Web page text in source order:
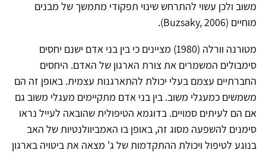
משוב ולכן עשוי להתרחש שינוי תפקודי מתמשך של מבנים
מוחיים (Buzsaky, 2006).
מטורנה וורלה (1980) מציינים כי בין בני אדם ישנם יחסים
סימבולים המשמרים את צורת הארגון של האדם. היחסים
החברתיים עצמם בעלי יכולת להתארגנות עצמית. באופן זה הם
משמשים כמעגלי משוב. בין בני אדם מתקיימים מעגלי משוב גם
אם הם לעיתים סמויים. בדוגמא הטיפולית שהובאה לעייל נראו
סימנים להשפעה מסוג זה, באופן בו האמביוולנטיות של האב
בנוגע לטיפול ויכולת ההתקדמות של ג' מצאה את ביטויה בארגון